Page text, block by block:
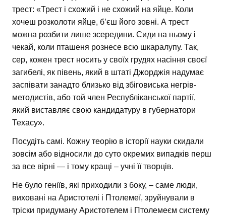
трест: «Трест і схожий і не схожий на яйце. Коли
хочеш розколоти яйце, б’єш його зовні. А трест
можна розбити лише зсередини. Сиди на ньому і
чекай, коли пташеня рознесе всю шкаралупу. Так,
сер, кожен трест носить у своїх грудях насіння своєї
загибелі, як півень, який в штаті Джорджія надумає
заспівати занадто близько від збіговиська негрів-
методистів, або той член Республіканської партії,
який виставляє свою кандидатуру в губернатори
Техасу».
Посудіть самі. Кожну теорію в історії науки скидали
зовсім або відносили до суто окремих випадків перш
за все вірні — і тому кращі – учні її творців.
Не було геніїв, які приходили з боку, – саме люди,
виховані на Аристотелі і Птолемеї, зруйнували в
тріски придуману Аристотелем і Птолемеєм систему